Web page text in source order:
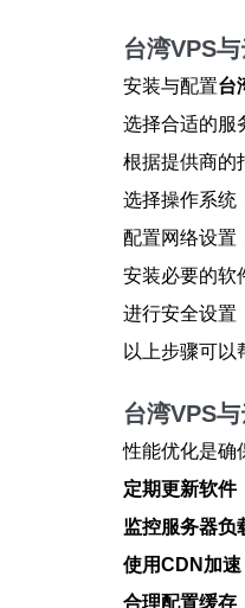
台湾VPS
安装与配置台
选择合适的服
根据提供商的
选择操作系统
配置网络设置
安装必要的软
进行安全设置
以上步骤可以
台湾VPS
性能优化是确
定期更新软件
监控服务器负
使用CDN加速
合理配置缓存